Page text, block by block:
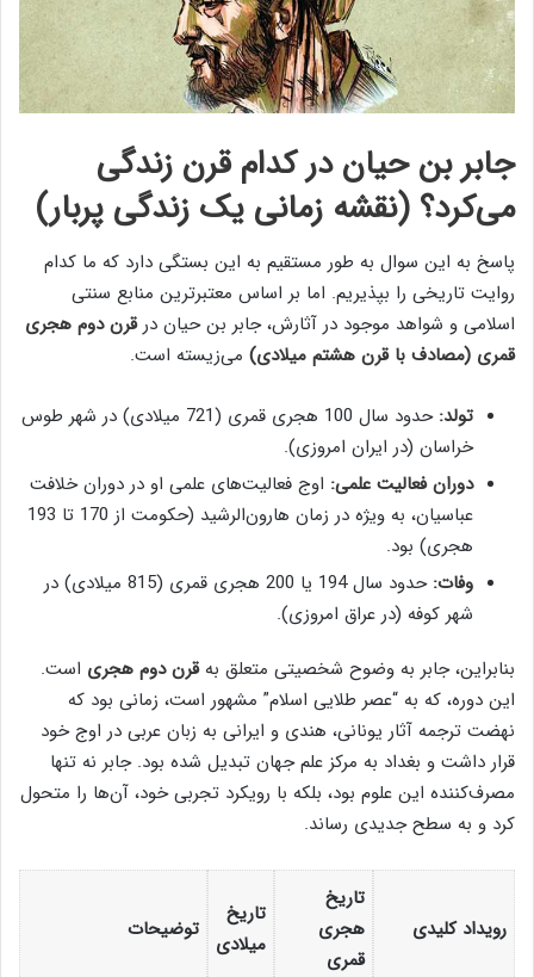
جابر بن حیان در کدام قرن زندگی
می‌کرد؟ (نقشه زمانی یک زندگی پربار)
پاسخ به این سوال به طور مستقیم به این بستگی دارد که ما کدام
روایت تاریخی را بپذیریم. اما بر اساس معتبرترین منابع سنتی
اسلامی و شواهد موجود در آثارش، جابر بن حیان درقرن دوم هجری
قمری (مصادف با قرن هشتم میلادی) می‌زیسته است.
تولد:
حدود سال 100 هجری قمری (721 میلادی) در شهر طوس
خراسان (در ایران امروزی).
دوران فعالیت علمی: اوج فعالیت‌های علمی او در دوران خلافت
عباسیان، به ویژه در زمان هارون‌الرشید (حکومت از 170 تا 193
هجری) بود.
وفات:
حدود سال 194 یا 200 هجری قمری (815 میلادی) در
شهر کوفه (در عراق امروزی).
بنابراین، جابر به وضوح شخصیتی متعلق بهقرن دوم هجری است.
این دوره، که به “عصر طلایی اسلام” مشهور است، زمانی بود که
نهضت ترجمه آثار یونانی، هندی و ایرانی به زبان عربی در اوج خود
قرار داشت و بغداد به مرکز علم جهان تبدیل شده بود. جابر نه تنها
مصرف‌کننده این علوم بود، بلکه با رویکرد تجربی خود، آن‌ها را متحول
کرد و به سطح جدیدی رساند.
رویداد کلیدی
تاریخ
هجری
قمری
تاریخ
میلادی
توضیحات